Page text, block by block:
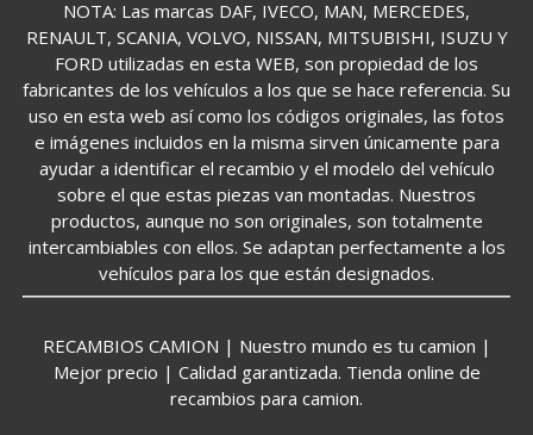
NOTA: Las marcas DAF, IVECO, MAN, MERCEDES,
RENAULT, SCANIA, VOLVO, NISSAN, MITSUBISHI, ISUZU Y
FORD utilizadas en esta WEB, son propiedad de los
fabricantes de los vehículos a los que se hace referencia. Su
uso en esta web así como los códigos originales, las fotos
e imágenes incluidos en la misma sirven únicamente para
ayudar a identificar el recambio y el modelo del vehículo
sobre el que estas piezas van montadas. Nuestros
productos, aunque no son originales, son totalmente
intercambiables con ellos. Se adaptan perfectamente a los
vehículos para los que están designados.
RECAMBIOS CAMION | Nuestro mundo es tu camion |
Mejor precio | Calidad garantizada. Tienda online de
recambios para camion.